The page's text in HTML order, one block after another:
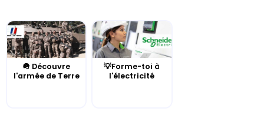
🪖 Découvre
l'armée de Terre
💡Forme-toi à
l'électricité